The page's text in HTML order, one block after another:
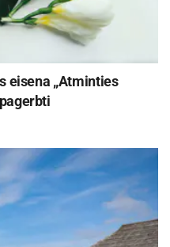
eisena „Atminties